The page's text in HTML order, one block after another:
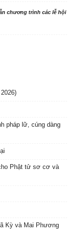
chương trình các lễ hội
pháp lữ, cúng dàng
Phật tử sơ cơ và
Kỳ và Mai Phương